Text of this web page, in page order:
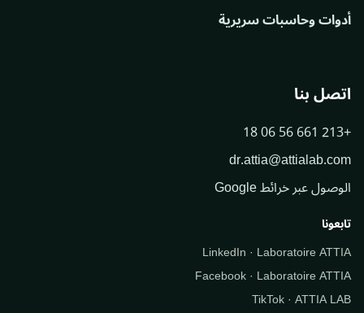
أدوات وحاسبات سريرية
اتصل بنا
+213 661 56 06 18
dr.attia@attialab.com
الوصول عبر خرائط Google
تابعونا
LinkedIn · Laboratoire ATTIA
Facebook · Laboratoire ATTIA
TikTok · ATTIA LAB